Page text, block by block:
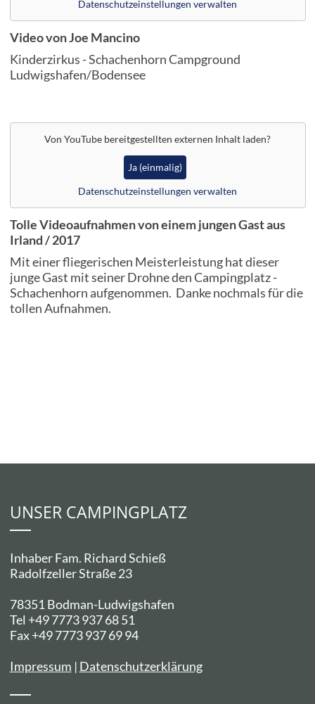
Datenschutzeinstellungen verwalten
Video von Joe Mancino
Kinderzirkus - Schachenhorn Campground
Ludwigshafen/Bodensee
Von YouTube bereitgestellten externen Inhalt laden?
Ja (einmalig)
Datenschutzeinstellungen verwalten
Tolle Videoaufnahmen von einem jungen Gast aus
Irland / 2017
Mit einer fliegerischen Meisterleistung hat dieser
junge Gast mit seiner Drohne den Campingplatz -
Schachenhorn aufgenommen. Danke nochmals für die
tollen Aufnahmen.
UNSER CAMPINGPLATZ
Inhaber Fam. Richard Schieß
Radolfzeller Straße 23
78351 Bodman-Ludwigshafen
Tel +49 7773 937 68 51
Fax +49 7773 937 69 94
Impressum | Datenschutzerklärung